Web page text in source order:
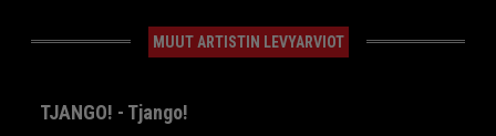
MUUT ARTISTIN LEVYARVIOT
TJANGO! - Tjango!